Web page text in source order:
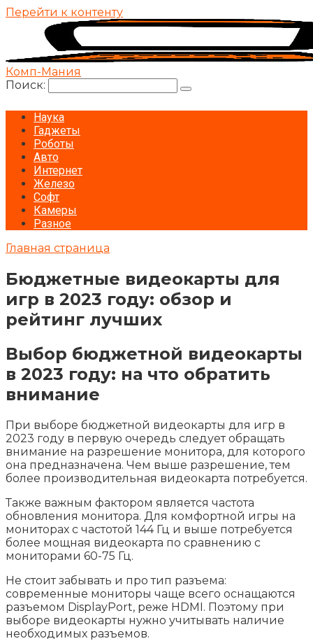
Перейти к контенту
Комп-Мания
Поиск:
Наука
Гаджеты
Роботы
Авто
Интернет
Железо
Софт
Камеры
Разное
Главная страница
Бюджетные видеокарты для
игр в 2023 году: обзор и
рейтинг лучших
Выбор бюджетной видеокарты
в 2023 году: на что обратить
внимание
При выборе бюджетной видеокарты для игр в
2023 году в первую очередь следует обращать
внимание на разрешение монитора, для которого
она предназначена. Чем выше разрешение, тем
более производительная видеокарта потребуется.
Также важным фактором является частота
обновления монитора. Для комфортной игры на
мониторах с частотой 144 Гц и выше потребуется
более мощная видеокарта по сравнению с
мониторами 60-75 Гц.
Не стоит забывать и про тип разъема:
современные мониторы чаще всего оснащаются
разъемом DisplayPort, реже HDMI. Поэтому при
выборе видеокарты нужно учитывать наличие
необходимых разъемов.